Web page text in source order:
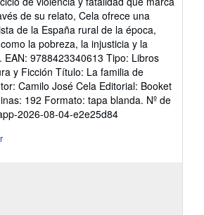
de su relato, Cela ofrece una
de la España rural de la época,
la pobreza, la injusticia y la
EAN: 9788423340613 Tipo: Libros
y Ficción Título: La familia de
Camilo José Cela Editorial: Booket
192 Formato: tapa blanda. Nº de
2026-08-04-e2e25d84